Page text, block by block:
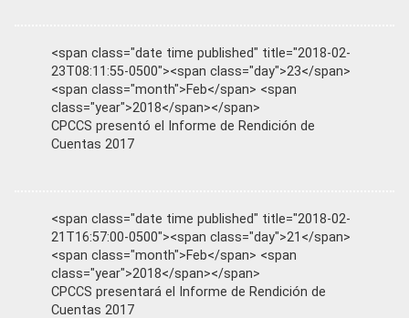
<span class="date time published" title="2018-02-
23T08:11:55-0500"><span class="day">23</span>
<span class="month">Feb</span> <span
class="year">2018</span></span>
CPCCS presentó el Informe de Rendición de
Cuentas 2017
<span class="date time published" title="2018-02-
21T16:57:00-0500"><span class="day">21</span>
<span class="month">Feb</span> <span
class="year">2018</span></span>
CPCCS presentará el Informe de Rendición de
Cuentas 2017